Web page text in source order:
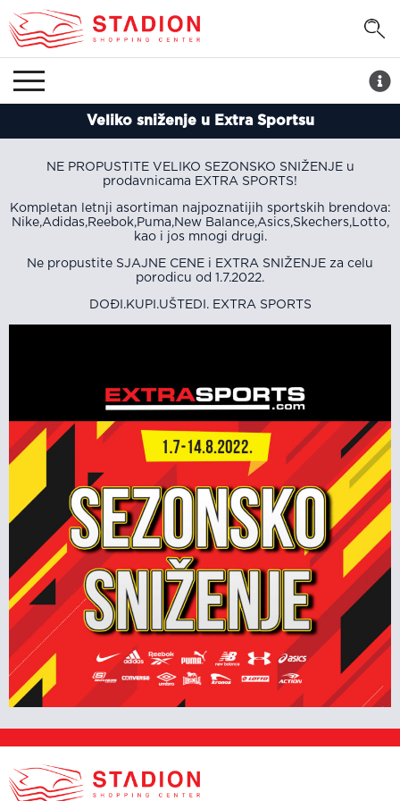
Veliko sniženje u Extra Sportsu
NE PROPUSTITE VELIKO SEZONSKO SNIŽENJE u
prodavnicama EXTRA SPORTS!
Kompletan letnji asortiman najpoznatijih sportskih brendova:
Nike,Adidas,Reebok,Puma,New Balance,Asics,Skechers,Lotto,
kao i jos mnogi drugi.
Ne propustite SJAJNE CENE i EXTRA SNIŽENJE za celu
porodicu od 1.7.2022.
DOĐI.KUPI.UŠTEDI. EXTRA SPORTS